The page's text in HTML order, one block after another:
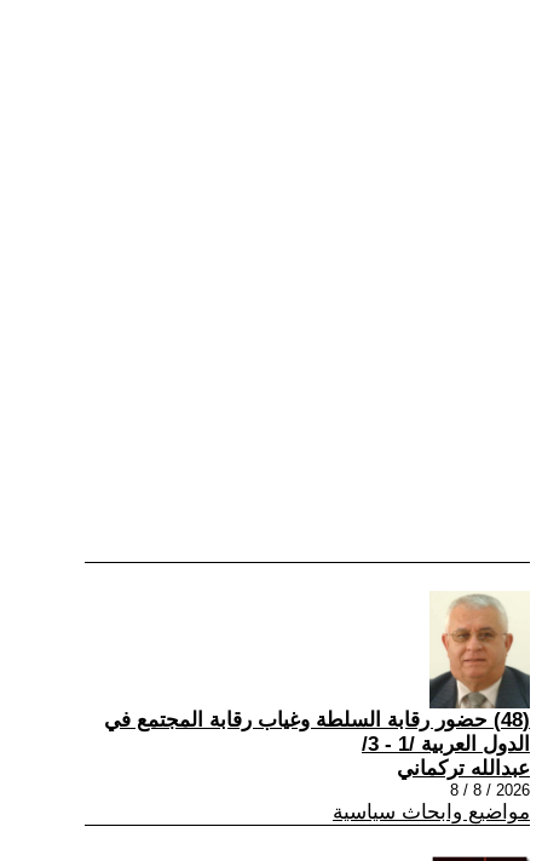
(48) حضور رقابة السلطة وغياب رقابة المجتمع في
الدول العربية /1 - 3/
عبدالله تركماني
2026 / 8 / 8
مواضيع وابحاث سياسية